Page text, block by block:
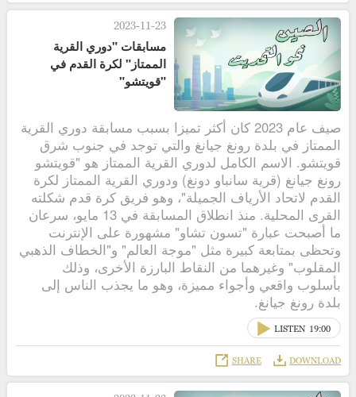
2023-11-23
مسابقات "دوري القرية
الممتاز" لكرة القدم في
"قويتشو"
صيف عام 2023 كان أكثر تميزا بسبب مسابقة دوري القرية
الممتاز في بلدة رونغ جيانغ والتي توجد في جنوب شرق
قويتشو. الاسم الكامل لدوري القرية الممتاز هو "قويتشو
رونغ جيانغ (قرية سانباو دونغ) ودوري القرية الممتاز لكرة
القدم لاتحاد الأرياف الجميلة"، وهو فريق كرة قدم شكلته
القرى المحلية. منذ انطلاق المسابقة في 13 مايو، سرعان
ما أصبحت عبارة "تسون تشاو" مشهورة على الإنترنت
وتحظى بمتابعة كبيرة مثل "موجة العالم" و"الخطاف الذهبي
المقلوب" وغيرهما من النقاط البارزة الأخرى، وذلك
بأسلوب واقعي وأجواء مميزة، وهو ما يجذب الناس إلى
بلدة رونغ جيانغ.
LISTEN 19:00
DOWNLOAD
SHARE